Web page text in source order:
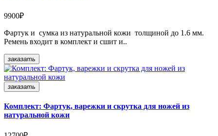
9900₽
Фартук и сумка из натуральной кожи толщиной до 1.6 мм.
Ремень входит в комплект и сшит и..
заказать
заказать
Комплект: Фартук, варежки и скрутка для ножей из
натуральной кожи